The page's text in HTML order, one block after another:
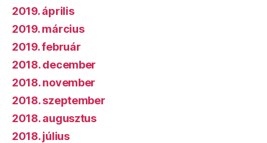
2019. április
2019. március
2019. február
2018. december
2018. november
2018. szeptember
2018. augusztus
2018. július